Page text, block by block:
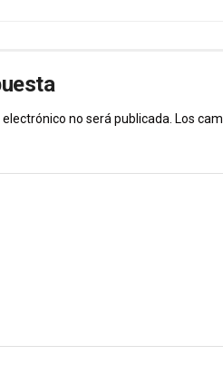
no será publicada. Los